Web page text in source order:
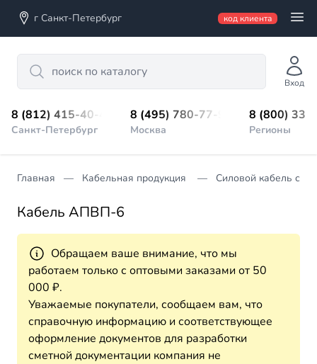
г Санкт-Петербург код клиента
Search
Вход
8 (812) 415-40-45
Санкт-Петербург
8 (495) 780-77-98
Москва
8 (800)
Регионы
Главная Кабельная продукция Силовой кабель с
Кабель АПВП-6
Обращаем ваше внимание, что мы
работаем только с оптовыми заказами от 50
000 ₽.
Уважаемые покупатели, сообщаем вам, что
справочную информацию и соответствующее
оформление документов для разработки
сметной документации компания не